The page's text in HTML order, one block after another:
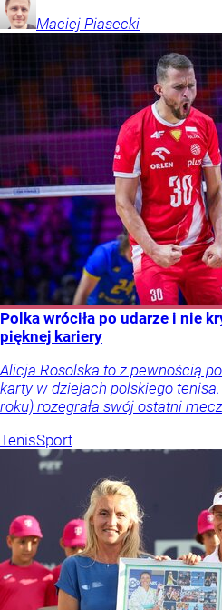
Maciej Piasecki
Polka wróciła po udarze i nie
pięknej kariery
Alicja Rosolska to z pewnością
karty w dziejach polskiego
roku) rozegrała swój ostatni
TenisSport